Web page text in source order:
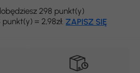
298 punkt(y)
= 2,98zł.ZAPISZ SIĘ